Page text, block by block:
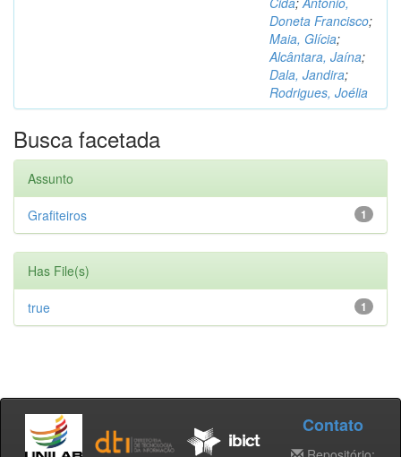
Doneta Francisco;
Maia, Glícia;
Alcântara, Jaína;
Dala, Jandira;
Rodrigues, Joélia
Busca facetada
Assunto
1
Grafiteiros
Has File(s)
1
true
Contato